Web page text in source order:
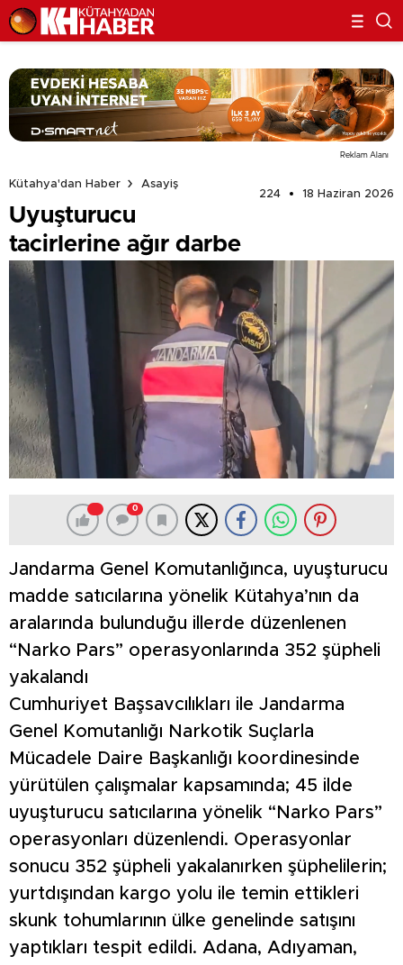
Reklam Alanı
Kütahya'dan Haber
Asayiş
224
18 Haziran 2026
Uyuşturucu
tacirlerine ağır darbe
0
Jandarma Genel Komutanlığınca, uyuşturucu
madde satıcılarına yönelik Kütahya’nın da
aralarında bulunduğu illerde düzenlenen
“Narko Pars” operasyonlarında 352 şüpheli
yakalandı
Cumhuriyet Başsavcılıkları ile Jandarma
Genel Komutanlığı Narkotik Suçlarla
Mücadele Daire Başkanlığı koordinesinde
yürütülen çalışmalar kapsamında; 45 ilde
uyuşturucu satıcılarına yönelik “Narko Pars”
operasyonları düzenlendi. Operasyonlar
sonucu 352 şüpheli yakalanırken şüphelilerin;
yurtdışından kargo yolu ile temin ettikleri
skunk tohumlarının ülke genelinde satışını
yaptıkları tespit edildi. Adana, Adıyaman,